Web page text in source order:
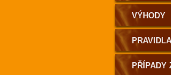
VÝHODY
PŘÍPADY